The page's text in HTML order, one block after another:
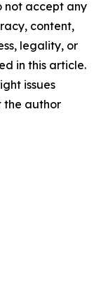
not accept any
content,
legality, or
in this article.
issues
the author